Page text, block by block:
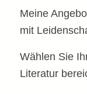
Meine
mit
Wählen Sie
Literatur